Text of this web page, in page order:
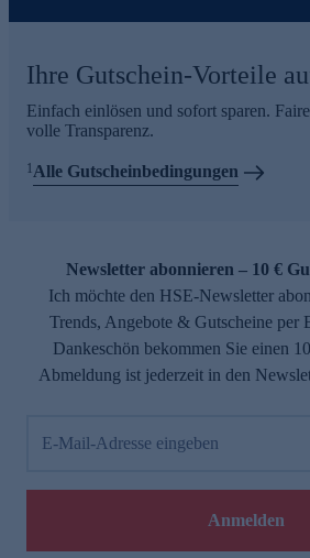
Ihre Gutschein-Vorteile
Einfach einlösen und sofort sparen.
volle Transparenz.
1 Alle Gutscheinbedingungen
Newsletter abonnieren – 10 €
Ich möchte den HSE-Newsletter
Trends, Angebote & Gutscheine per
Dankeschön bekommen Sie einen
Abmeldung ist jederzeit in den
E-Mail-Adresse eingeben
Anmelden